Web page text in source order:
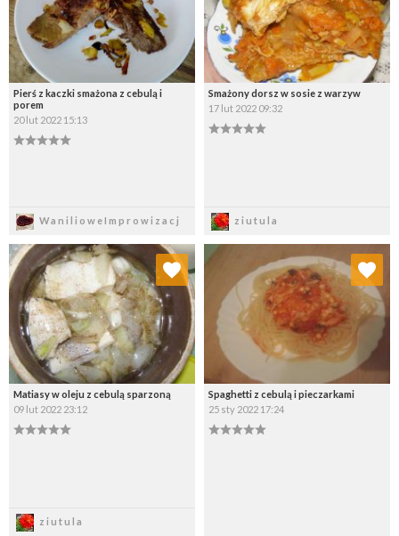
Pierś z kaczki smażona z cebulą i
porem
20 lut 2022 15:13
WanilioweImprowizacj
Smażony dorsz w sosie z warzyw
17 lut 2022 09:32
ziutula
Matiasy w oleju z cebulą sparzoną
09 lut 2022 23:12
ziutula
Dodaj do ulubionych
Wybierz listę:
Spaghetti z cebulą i pieczarkami
25 sty 2022 17:24
Dodaj do ulubionych
Wybierz listę: